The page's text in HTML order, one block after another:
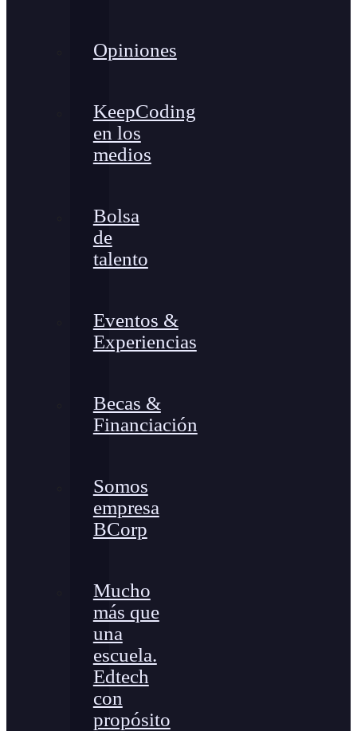
Opiniones
KeepCoding
en los
medios
Bolsa
de
talento
Eventos &
Experiencias
Becas &
Financiación
Somos
empresa
BCorp
Mucho
más que
una
escuela.
Edtech
con
propósito